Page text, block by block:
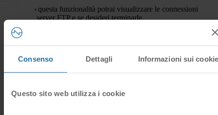
Consenso Dettagli Informazioni sui cookie
Questo sito web utilizza i cookie
Attraverso questa funzionalità potrai visualizzare le connessioni
correnti al server FTP e se desideri terminarle.
Hai trovato
Sì
No
Domande frequenti correlate